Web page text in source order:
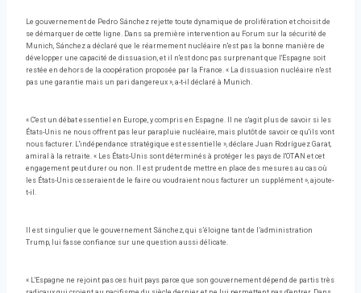
Le gouvernement de Pedro Sánchez rejette toute dynamique de prolifération et choisit de
se démarquer de cette ligne. Dans sa première intervention au Forum sur la sécurité de
Munich, Sánchez a déclaré que le réarmement nucléaire n'est pas la bonne manière de
développer une capacité de dissuasion, et il n'est donc pas surprenant que l'Espagne soit
restée en dehors de la coopération proposée par la France. « La dissuasion nucléaire n'est
pas une garantie mais un pari dangereux », a-t-il déclaré à Munich.
« C'est un débat essentiel en Europe, y compris en Espagne. Il ne s'agit plus de savoir si les
États-Unis ne nous offrent pas leur parapluie nucléaire, mais plutôt de savoir ce qu'ils vont
nous facturer. L'indépendance stratégique est essentielle », déclare Juan Rodríguez Garat,
amiral à la retraite. « Les États-Unis sont déterminés à protéger les pays de l'OTAN et cet
engagement peut durer ou non. Il est prudent de mettre en place des mesures au cas où
les États-Unis cesseraient de le faire ou voudraient nous facturer un supplément », ajoute-
t-il.
Il est singulier que le gouvernement Sánchez, qui s’éloigne tant de l’administration
Trump, lui fasse confiance sur une question aussi délicate.
« L'Espagne ne rejoint pas ces huit pays parce que son gouvernement dépend de partis très